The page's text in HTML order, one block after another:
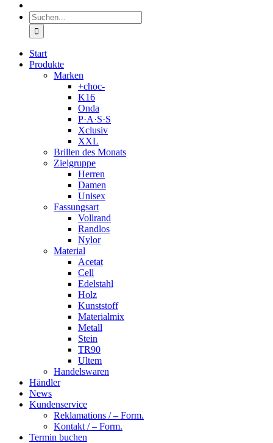
Suche
nach:
Start
Produkte
Marken
+choc-
K16
Onda
P·A·S·S
Xclusiv
XXL
Brillen des Monats
Zielgruppe
Herren
Damen
Unisex
Fassungsart
Vollrand
Randlos
Nylor
Material
Acetat
Cell
Edelstahl
Holz
Kunststoff
Materialmix
Metall
Stein
TR90
Ultem
Handelswaren
Händler
News
Kundenservice
Reklamations / – Form.
Kontakt / – Form.
Termin buchen